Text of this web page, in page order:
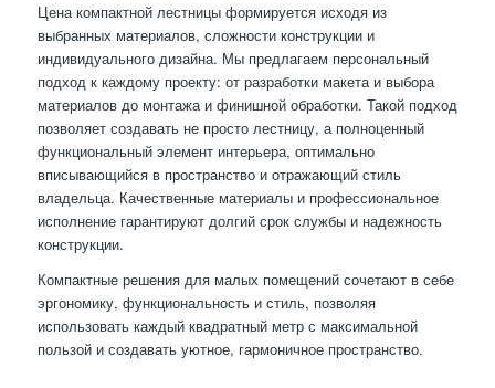
Цена компактной лестницы формируется исходя из
выбранных материалов, сложности конструкции и
индивидуального дизайна. Мы предлагаем персональный
подход к каждому проекту: от разработки макета и выбора
материалов до монтажа и финишной обработки. Такой подход
позволяет создавать не просто лестницу, а полноценный
функциональный элемент интерьера, оптимально
вписывающийся в пространство и отражающий стиль
владельца. Качественные материалы и профессиональное
исполнение гарантируют долгий срок службы и надежность
конструкции.
Компактные решения для малых помещений сочетают в себе
эргономику, функциональность и стиль, позволяя
использовать каждый квадратный метр с максимальной
пользой и создавать уютное, гармоничное пространство.